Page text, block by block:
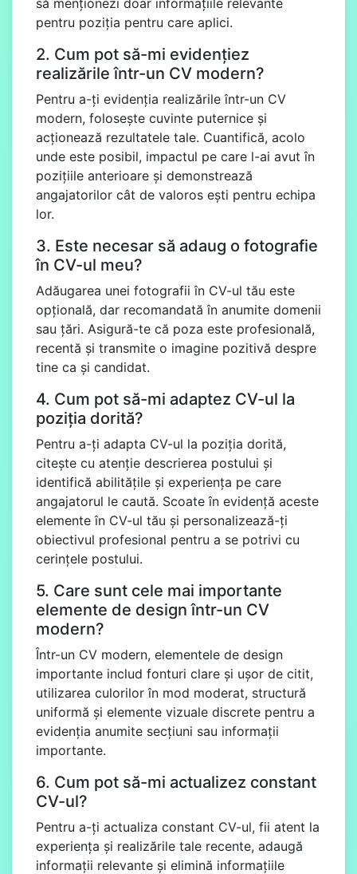
pentru poziția pentru care aplici.
2. Cum pot să-mi evidențiez
realizările într-un CV modern?
Pentru a-ți evidenția realizările într-un CV
modern, folosește cuvinte puternice și
acționează rezultatele tale. Cuantifică, acolo
unde este posibil, impactul pe care l-ai avut în
pozițiile anterioare și demonstrează
angajatorilor cât de valoros ești pentru echipa
lor.
3. Este necesar să adaug o fotografie
în CV-ul meu?
Adăugarea unei fotografii în CV-ul tău este
opțională, dar recomandată în anumite domenii
sau țări. Asigură-te că poza este profesională,
recentă și transmite o imagine pozitivă despre
tine ca și candidat.
4. Cum pot să-mi adaptez CV-ul la
poziția dorită?
Pentru a-ți adapta CV-ul la poziția dorită,
citește cu atenție descrierea postului și
identifică abilitățile și experiența pe care
angajatorul le caută. Scoate în evidență aceste
elemente în CV-ul tău și personalizează-ți
obiectivul profesional pentru a se potrivi cu
cerințele postului.
5. Care sunt cele mai importante
elemente de design într-un CV
modern?
Într-un CV modern, elementele de design
importante includ fonturi clare și ușor de citit,
utilizarea culorilor în mod moderat, structură
uniformă și elemente vizuale discrete pentru a
evidenția anumite secțiuni sau informații
importante.
6. Cum pot să-mi actualizez constant
CV-ul?
Pentru a-ți actualiza constant CV-ul, fii atent la
experiența și realizările tale recente, adaugă
informații relevante și elimină informațiile